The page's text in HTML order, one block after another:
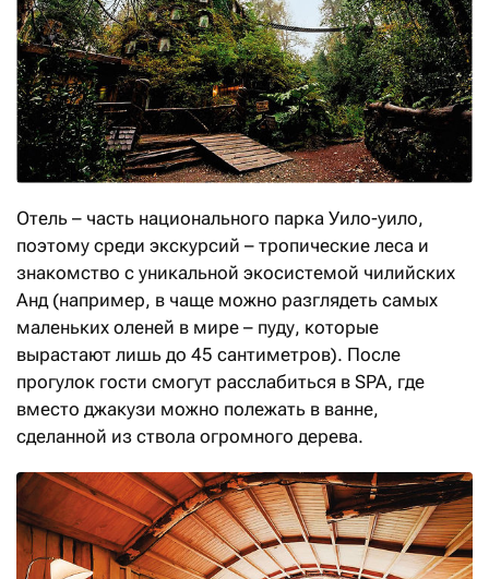
Отель – часть национального парка Уило-уило,
поэтому среди экскурсий – тропические леса и
знакомство с уникальной экосистемой чилийских
Анд (например, в чаще можно разглядеть самых
маленьких оленей в мире – пуду, которые
вырастают лишь до 45 сантиметров). После
прогулок гости смогут расслабиться в SPA, где
вместо джакузи можно полежать в ванне,
сделанной из ствола огромного дерева.